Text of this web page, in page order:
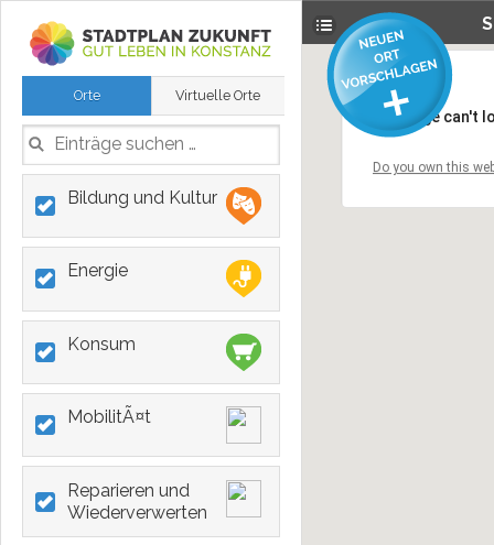
This page can't
Do you own this
Orte Virtuelle Orte
Bildung und Kultur
Energie
Konsum
MobilitÃ¤t
Reparieren und
Wiederverwerten